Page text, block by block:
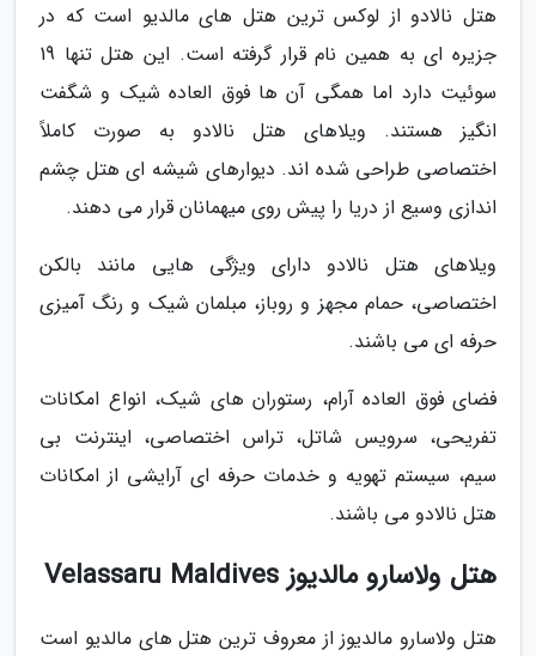
هتل نالادو از لوکس ترین هتل های مالدیو است که در
جزیره ای به همین نام قرار گرفته است. این هتل تنها 19
سوئیت دارد اما همگی آن ها فوق العاده شیک و شگفت
انگیز هستند. ویلاهای هتل نالادو به صورت کاملاً
اختصاصی طراحی شده اند. دیوارهای شیشه ای هتل چشم
اندازی وسیع از دریا را پیش روی میهمانان قرار می دهند.
ویلاهای هتل نالادو دارای ویژگی هایی مانند بالکن
اختصاصی، حمام مجهز و روباز، مبلمان شیک و رنگ آمیزی
حرفه ای می باشند.
فضای فوق العاده آرام، رستوران های شیک، انواع امکانات
تفریحی، سرویس شاتل، تراس اختصاصی، اینترنت بی
سیم، سیستم تهویه و خدمات حرفه ای آرایشی از امکانات
هتل نالادو می باشند.
هتل ولاسارو مالدیوز Velassaru Maldives
هتل ولاسارو مالدیوز از معروف ترین هتل های مالدیو است